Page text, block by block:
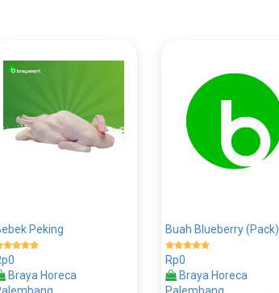
Peking
Braya Horeca
Buah Blueberry (Pack)
Rp0
Braya Horeca
Palembang